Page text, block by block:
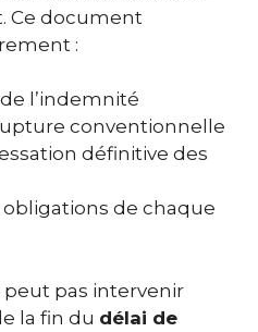
Ce document
:
l’indemnité
conventionnelle
définitive des
obligations de chaque
peut pas intervenir
la fin du délai de